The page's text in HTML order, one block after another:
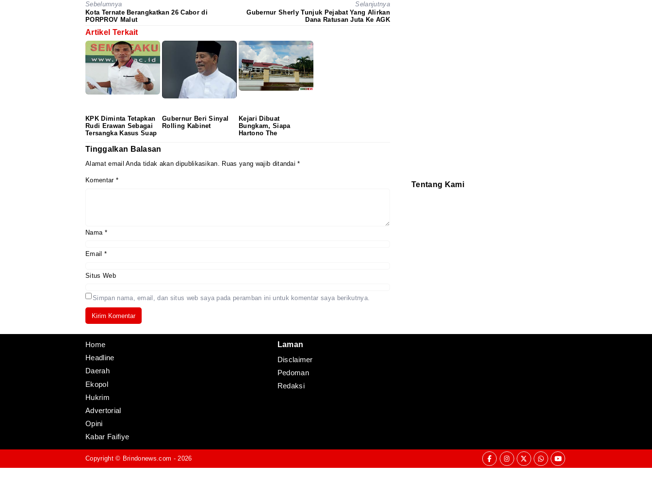
Sebelumnya
Kota Ternate Berangkatkan 26 Cabor di
PORPROV Malut
Selanjutnya
Gubernur Sherly Tunjuk Pejabat Yang Alirkan
Dana Ratusan Juta Ke AGK
Artikel Terkait
KPK Diminta Tetapkan
Rudi Erawan Sebagai
Tersangka Kasus Suap
Gubernur Beri Sinyal
Rolling Kabinet
Kejari Dibuat
Bungkam, Siapa
Hartono The
Tinggalkan Balasan
Alamat email Anda tidak akan dipublikasikan. Ruas yang wajib ditandai*
Komentar *
Nama *
Email *
Situs Web
Simpan nama, email, dan situs web saya pada peramban ini untuk komentar saya berikutnya.
Tentang Kami
Home
Headline
Daerah
Ekopol
Hukrim
Advertorial
Opini
Kabar Faifiye
Laman
Disclaimer
Pedoman
Redaksi
Copyright © Brindonews.com - 2026